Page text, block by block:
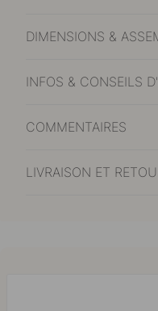
DIMENSIONS &
INFOS & CONSEILS
COMMENTAIRES
LIVRAISON ET